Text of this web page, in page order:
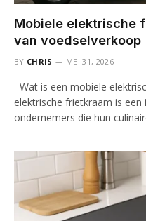
Mobiele elektrische
van voedselverkoop
BY CHRIS MEI 31, 2026
Wat is een mobiele
elektrische frietkraam is
ondernemers die hun